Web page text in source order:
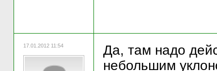
17.01.2012 11:54
Да, там надо
небольшим